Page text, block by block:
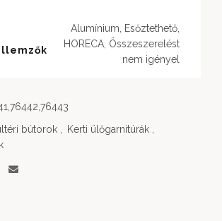
Alumínium, Esőztethető,
HORECA, Összeszerelést
nem igényel
bútorok Kerti ülőgarnitúrák